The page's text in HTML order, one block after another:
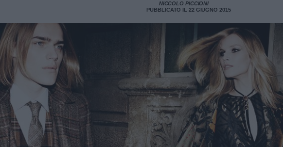
NICCOLO PICCIONI
PUBBLICATO IL 22 GIUGNO 2015